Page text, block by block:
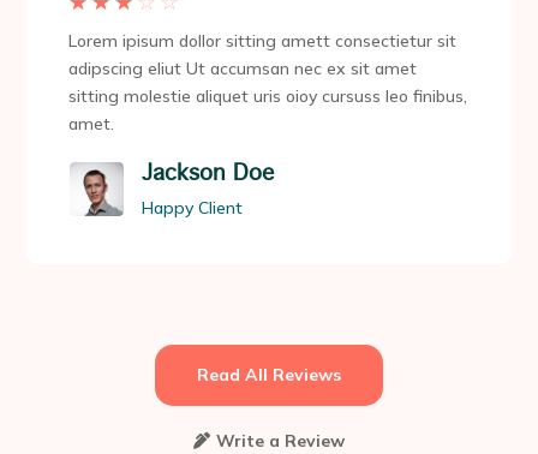
Lorem ipisum dollor sitting amett consectietur sit
adipscing eliut Ut accumsan nec ex sit amet
sitting molestie aliquet uris oioy cursuss leo finibus,
amet.
Jackson Doe
Happy Client
Read All Reviews
Write a Review